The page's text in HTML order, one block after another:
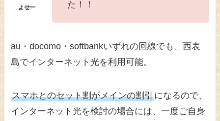
た！！
au・docomo・softbankいずれの回線でも、西表
島でインターネット光を利用可能。
スマホとのセット割がメインの割引になるので、
インターネット光を検討の場合には、一度ご自身